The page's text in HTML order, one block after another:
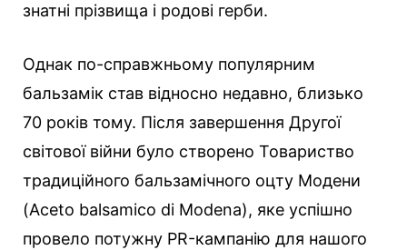
знатні прізвища і родові герби.
Однак по-справжньому популярним
бальзамік став відносно недавно, близько
70 років тому. Після завершення Другої
світової війни було створено Товариство
традиційного бальзамічного оцту Модени
(Aceto balsamico di Modena), яке успішно
провело потужну PR-кампанію для нашого